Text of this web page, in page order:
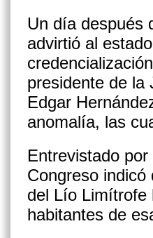
Un día después
advirtió al
presidente de la
Edgar
anomalía, las
Entrevistado
Congreso
del Lío Limítrofe
habitantes de